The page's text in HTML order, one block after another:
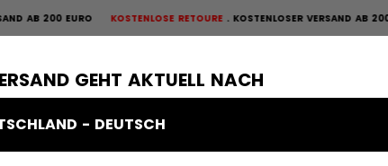
KOSTENLOSE RETOURE KOSTENLOSER VERSAND AB 200 EURO
SCHUTZAUSRÜSTUNG TORWART BEKLEIDUNG
GEHT AKTUELL NACH
- DEUTSCH